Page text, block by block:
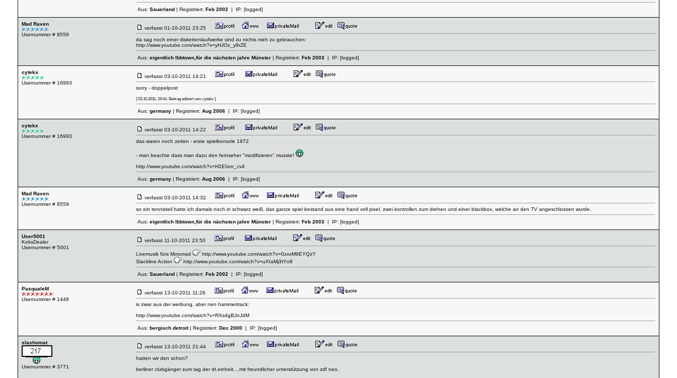
Aus: Sauerland | Registriert: Feb 2002 | IP: [logged]
Mad Raven
Usernummer # 8559
verfasst 01-10-2011 23:25
da sag noch einer diskettenlaufwerke sind zu nichts meh zu gebrauchen:
http://www.youtube.com/watch?v=yHJOz_y9rZE
Aus: eigentlich Ibbtown,für die nächsten jahre Münster | Registriert: Feb 2003 | IP: [logged]
cytekx
Usernummer # 16993
verfasst 03-10-2011 14:21
sorry - doppelpost
[ 03.10.2011, 19:41: Beitrag editiert von: cytekx ]
Aus: germany | Registriert: Aug 2006 | IP: [logged]
cytekx
Usernummer # 16993
verfasst 03-10-2011 14:22
das waren noch zeiten - erste spielkonsole 1972
- man beachte dass man dazu den fernseher "modifizieren" musste!
http://www.youtube.com/watch?v=H2EIsnr_cv4
Aus: germany | Registriert: Aug 2006 | IP: [logged]
Mad Raven
Usernummer # 8559
verfasst 03-10-2011 14:32
so ein tennisteil hatte ich damals noch in schwarz weiß. das ganze spiel bestand aus eine hand voll pixel, zwei kontrollen zum drehen und einer blackbox, welche an den TV angeschlossen wurde.
Aus: eigentlich Ibbtown,für die nächsten jahre Münster | Registriert: Feb 2003 | IP: [logged]
User5001
KeksDealer
Usernummer # 5001
verfasst 11-10-2011 23:50
Livemusik fürs Motorrad
http://www.youtube.com/watch?v=0zxxM9EYQzY
Slackline Action
http://www.youtube.com/watch?v=uXIaMj3tYn8
Aus: Sauerland | Registriert: Feb 2002 | IP: [logged]
PasqualeM
Usernummer # 1448
verfasst 13-10-2011 11:26
is zwar aus der werbung, aber nen hammertrack:
http://www.youtube.com/watch?v=RXs4gBJnJdM
Aus: bergisch detroit| Registriert: Dec 2000 | IP: [logged]
slashomat
Usernummer # 3771
verfasst 13-10-2011 21:44
hatten wir den schon?
berliner clubgänger zum tag der dt.einheit....mit freundlicher unterstützung von zdf neo.